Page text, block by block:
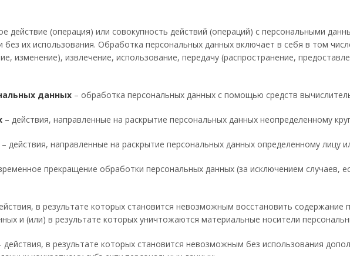
действие (операция) или совокупность действий (операций) с персональными
их использования. Обработка персональных данных включает в себя в том
изменение), извлечение, использование, передачу (распространение,
данных – обработка персональных данных с помощью средств
– действия, направленные на раскрытие персональных данных неопределенному
– действия, направленные на раскрытие персональных данных определенному лицу
прекращение обработки персональных данных (за исключением случаев,
в результате которых становится невозможным восстановить содержание
и (или) в результате которых уничтожаются материальные носители
действия, в результате которых становится невозможным без использования